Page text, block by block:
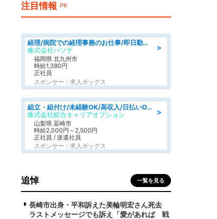
注目情報 PR
＞
経理/病院での経理事務のお仕事/即日勤務可/車通勤可/経理/一般事務
株式会社パソナ
福岡県 北九州市
時給1,380円
正社員
スポンサー：求人ボックス
＞
組立・組付け/未経験OK/高収入/日払いOK/寮費無料/日勤
株式会社綜合キャリアオプション
山梨県 韮崎市
時給2,000円～2,500円
正社員 / 派遣社員
スポンサー：求人ボックス
追悼 一覧を見る
長崎市出身・平和訴えた美輪明宏さん死去
ラストメッセージでも訴え「愛があれば 戦